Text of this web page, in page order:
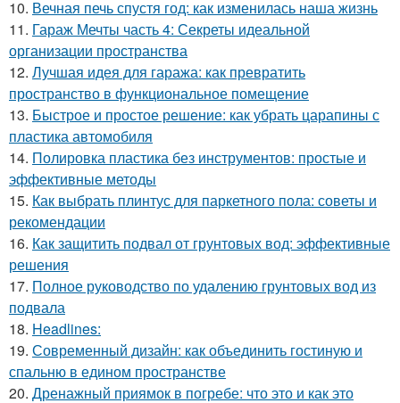
10. Вечная печь спустя год: как изменилась наша жизнь
11. Гараж Мечты часть 4: Секреты идеальной
организации пространства
12. Лучшая идея для гаража: как превратить
пространство в функциональное помещение
13. Быстрое и простое решение: как убрать царапины с
пластика автомобиля
14. Полировка пластика без инструментов: простые и
эффективные методы
15. Как выбрать плинтус для паркетного пола: советы и
рекомендации
16. Как защитить подвал от грунтовых вод: эффективные
решения
17. Полное руководство по удалению грунтовых вод из
подвала
18. Headlines:
19. Современный дизайн: как объединить гостиную и
спальню в едином пространстве
20. Дренажный приямок в погребе: что это и как это